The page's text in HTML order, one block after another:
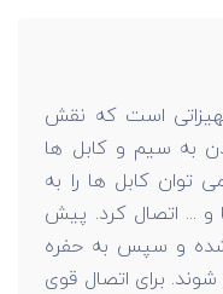
است که نقش
به سیم و کابل ها
کابلشو 500 مسی می توان کابل ها را به
و ... اتصال کرد. پیش
شده و سپس به حفره
برای اتصال قوی